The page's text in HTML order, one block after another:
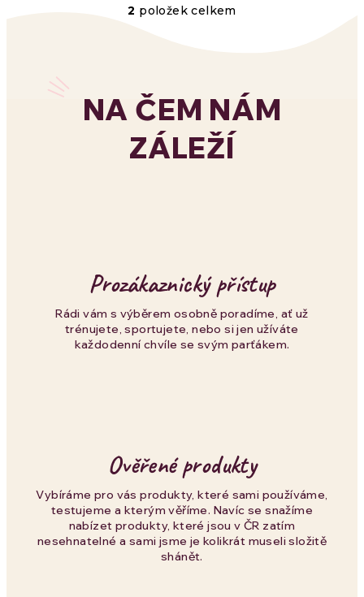
O
á
d
p
r
v
ý
p
i
s
2 položek celkem
NA ČEM NÁM
ZÁLEŽÍ
Prozákaznický přístup
Rádi vám s výběrem osobně poradíme, ať už
trénujete, sportujete, nebo si jen užíváte
každodenní chvíle se svým parťákem.
Ověřené produkty
Vybíráme pro vás produkty, které sami používáme,
testujeme a kterým věříme. Navíc se snažíme
nabízet produkty, které jsou v ČR zatím
nesehnatelné a sami jsme je kolikrát museli složitě
shánět.